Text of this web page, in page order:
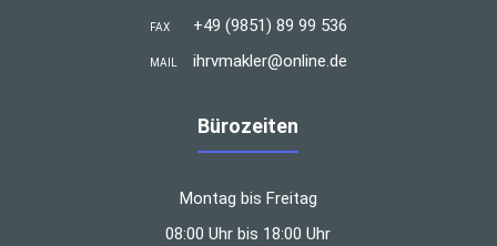
FAX +49 (9851) 89 99 536
MAIL ihrvmakler@online.de
Bürozeiten
Montag bis Freitag
08:00 Uhr bis 18:00 Uhr